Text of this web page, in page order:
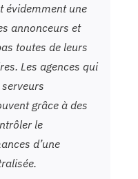
évidemment une
annonceurs et
toutes de leurs
Les agences qui
grâce à des
le
d’une